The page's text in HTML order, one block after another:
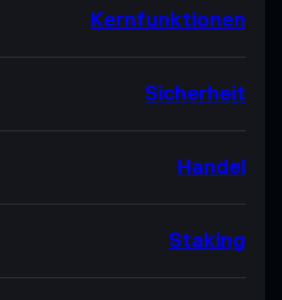
Kernfunktionen
Sicherheit
Handel
Staking